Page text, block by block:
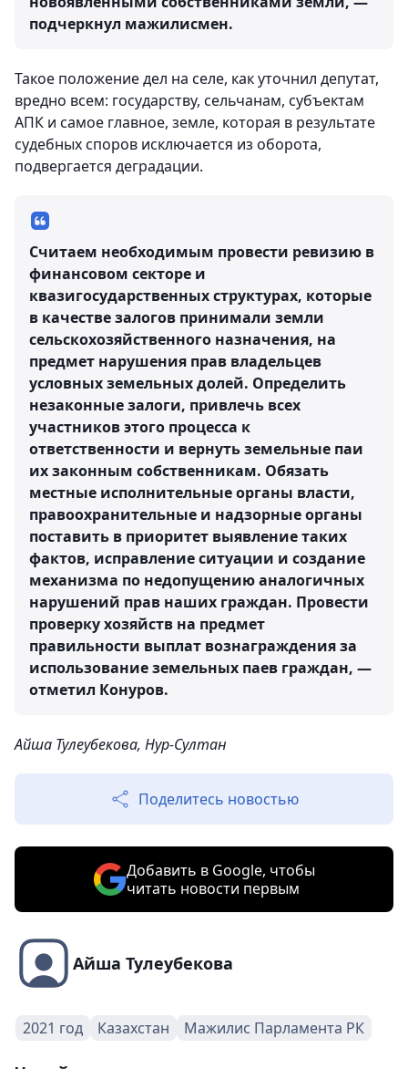
подчеркнул мажилисмен.
Такое положение дел на селе, как уточнил депутат,
вредно всем: государству, сельчанам, субъектам
АПК и самое главное, земле, которая в результате
судебных споров исключается из оборота,
подвергается деградации.
Считаем необходимым провести ревизию в
финансовом секторе и
квазигосударственных структурах, которые
в качестве залогов принимали земли
сельскохозяйственного назначения, на
предмет нарушения прав владельцев
условных земельных долей. Определить
незаконные залоги, привлечь всех
участников этого процесса к
ответственности и вернуть земельные паи
их законным собственникам. Обязать
местные исполнительные органы власти,
правоохранительные и надзорные органы
поставить в приоритет выявление таких
фактов, исправление ситуации и создание
механизма по недопущению аналогичных
нарушений прав наших граждан. Провести
проверку хозяйств на предмет
правильности выплат вознаграждения за
использование земельных паев граждан, —
отметил Конуров.
Айша Тулеубекова, Нур-Султан
Поделитесь новостью
Добавить в Google, чтобы
читать новости первым
Айша Тулеубекова
2021 год Казахстан Мажилис Парламента РК